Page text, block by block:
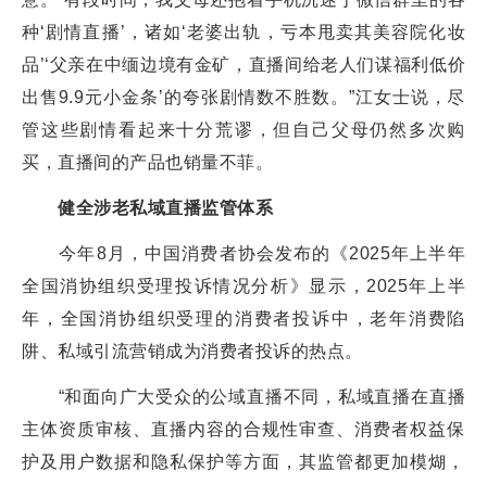
种‘剧情直播’，诸如‘老婆出轨，亏本甩卖其美容院化妆
品’‘父亲在中缅边境有金矿，直播间给老人们谋福利低价
出售9.9元小金条’的夸张剧情数不胜数。”江女士说，尽
管这些剧情看起来十分荒谬，但自己父母仍然多次购
买，直播间的产品也销量不菲。
健全涉老私域直播监管体系
今年8月，中国消费者协会发布的《2025年上半年
全国消协组织受理投诉情况分析》显示，2025年上半
年，全国消协组织受理的消费者投诉中，老年消费陷
阱、私域引流营销成为消费者投诉的热点。
“和面向广大受众的公域直播不同，私域直播在直播
主体资质审核、直播内容的合规性审查、消费者权益保
护及用户数据和隐私保护等方面，其监管都更加模煳，